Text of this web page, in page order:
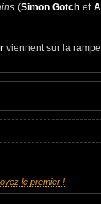
(Simon Gotch et
viennent sur la
le premier !